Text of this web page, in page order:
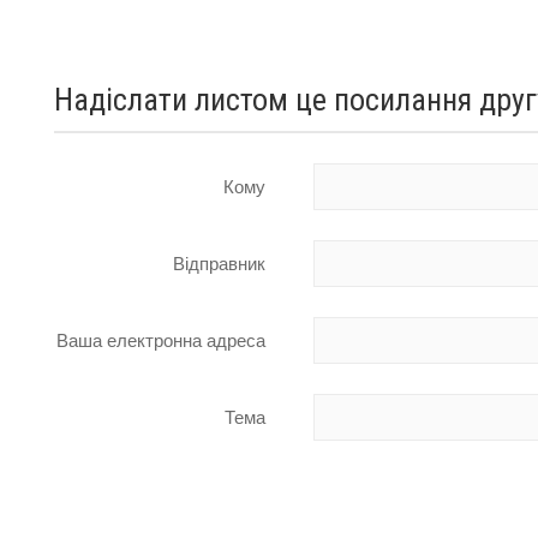
Надіслати листом це посилання
Кому
Відправник
Ваша електронна адреса
Тема